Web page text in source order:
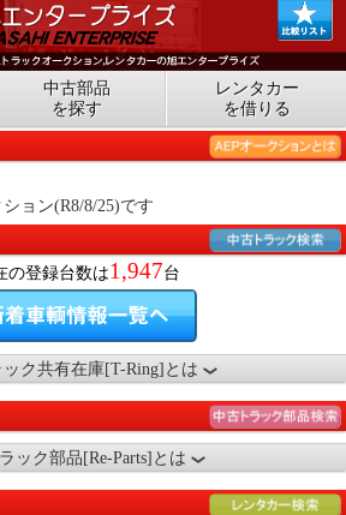
中古部品
を探す
レンタカー
を借りる
ョン(R8/8/25)です
の登録台数は1,947台
ク共有在庫[T-Ring]とは
ック部品[Re-Parts]とは